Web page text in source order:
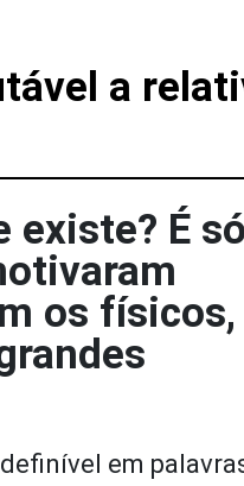
a
existe? É só
os físicos,
em